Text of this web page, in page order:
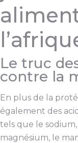
Le truc
contre la
En plus de la
également des
tels que le
magnésium, le